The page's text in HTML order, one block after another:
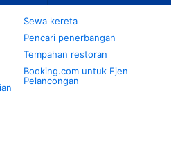
Sewa kereta
Pencari penerbangan
Tempahan restoran
Booking.com untuk Ejen
Pelancongan